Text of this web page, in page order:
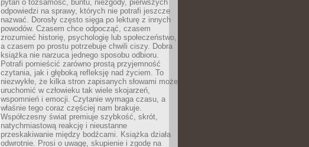
pytań o tożsamość, buntu, niezgody, pierwszych
odpowiedzi na sprawy, których nie potrafi jeszcze
nazwać. Dorosły często sięga po lekturę z innych
powodów. Czasem chce odpocząć, czasem
zrozumieć historię, psychologię lub społeczeństwo,
a czasem po prostu potrzebuje chwili ciszy. Dobra
książka nie narzuca jednego sposobu odbioru.
Potrafi pomieścić zarówno prostą przyjemność
czytania, jak i głęboką refleksję nad życiem. To
niezwykłe, że kilka stron zapisanych słowami może
uruchomić w człowieku tak wiele skojarzeń,
wspomnień i emocji. Czytanie wymaga czasu, a
właśnie tego coraz częściej nam brakuje.
Współczesny świat premiuje szybkość, skrót,
natychmiastową reakcję i nieustanne
przeskakiwanie między bodźcami. Książka działa
odwrotnie. Prosi o uwagę, skupienie i zgodę na